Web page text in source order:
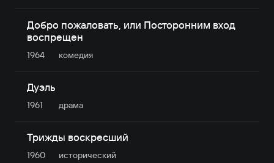
Добро пожаловать, или Посторонним вход
воспрещен
1964 комедия
Дуэль
1961 драма
Трижды воскресший
1960 исторический